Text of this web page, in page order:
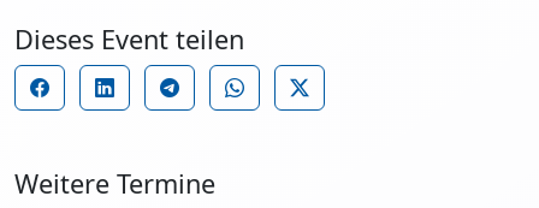
Dieses Event teilen
Weitere Termine